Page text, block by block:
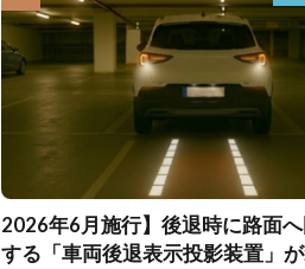
2026年6月施行】後退時に路面
する「車両後退表示投影装置」